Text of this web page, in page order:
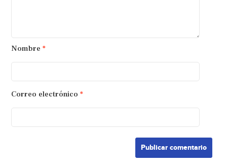
Nombre *
Correo electrónico *